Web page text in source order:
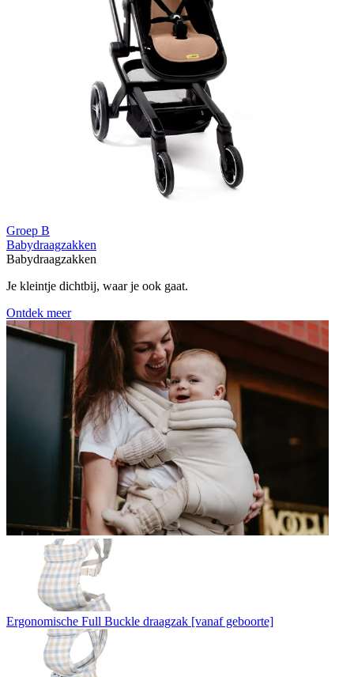
Groep B
Babydraagzakken
Babydraagzakken
Je kleintje dichtbij, waar je ook gaat.
Ontdek meer
Ergonomische Full Buckle draagzak [vanaf geboorte]